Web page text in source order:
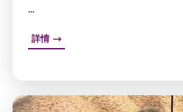
...
詳情